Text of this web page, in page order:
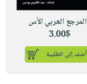
المرجع العربي الأس
3.00$
أضف إلى الطلبية